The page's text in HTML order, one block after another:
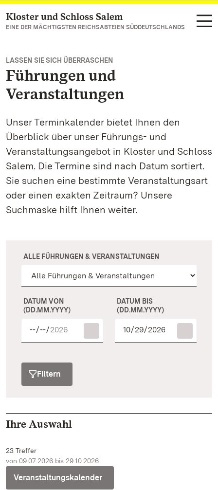
Zum Hauptinhalt springen
Kloster und Schloss Salem
EINE DER MÄCHTIGSTEN REICHSABTEIEN SÜDDEUTSCHLANDS
LASSEN SIE SICH ÜBERRASCHEN
Führungen und
Veranstaltungen
Unser Terminkalender bietet Ihnen den
Überblick über unser Führungs- und
Veranstaltungsangebot in Kloster und Schloss
Salem. Die Termine sind nach Datum sortiert.
Sie suchen eine bestimmte Veranstaltungsart
oder einen exakten Zeitraum? Unsere
Suchmaske hilft Ihnen weiter.
ALLE FÜHRUNGEN & VERANSTALTUNGEN
DATUM VON
(DD.MM.YYYY)
DATUM BIS
(DD.MM.YYYY)
Filtern
Ihre Auswahl
23 Treffer
von 09.07.2026 bis 29.10.2026
Veranstaltungskalender